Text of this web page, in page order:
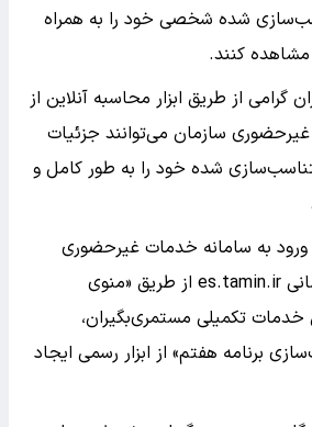
شده شخصی خود را به همراه
کنند.
از طریق ابزار محاسبه آنلاین از
سازمان می‌توانند جزئیات
شده خود را به طور کامل و
ورود به سامانه خدمات غیرحضوری
تامین اجتماعی به نشانی es.tamin.ir از طریق «منوی
تکمیلی مستمری‌بگیران،
برنامه هفتم» از ابزار رسمی ایجاد